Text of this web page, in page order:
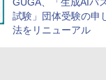
試験」団体受験の申
法をリニューアル